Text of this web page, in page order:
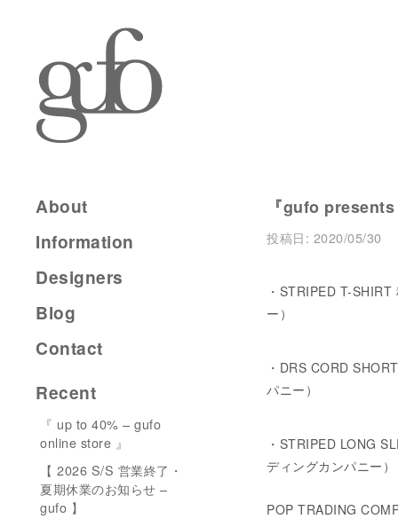
『gufo
投稿日: 2020/05/30
・STRIPED T-
ー）
・DRS CORD
パニー）
・STRIPED LONG
ディングカンパニー）
POP TRADING
About
Information
Designers
Blog
Contact
Recent
『 up to 40% – gufo
online store 』
【 2026 S/S 営業終了・
夏期休業のお知らせ –
gufo 】